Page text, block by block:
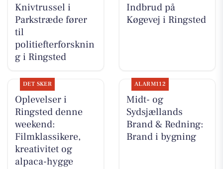
Knivtrussel i
Parkstræde fører
til
politiefterforsknin
g i Ringsted
Indbrud på
Køgevej i Ringsted
DET SKER
Oplevelser i
Ringsted denne
weekend:
Filmklassikere,
kreativitet og
alpaca-hygge
ALARM112
Midt- og
Sydsjællands
Brand & Redning:
Brand i bygning